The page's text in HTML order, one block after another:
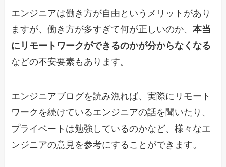
エンジニアは働き方が自由というメリットがあり
ますが、働き方が多すぎて何が正しいのか、本当
にリモートワークができるのかが分からなくなる
などの不安要素もあります。
エンジニアブログを読み漁れば、実際にリモート
ワークを続けているエンジニアの話を聞いたり、
プライベートは勉強しているのかなど、様々なエ
ンジニアの意見を参考にすることができます。